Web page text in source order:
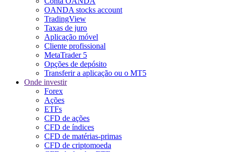
OANDA stocks account
TradingView
Taxas de juro
Aplicação móvel
Cliente profissional
MetaTrader 5
Opções de depósito
Transferir a aplicação ou o MT5
Onde investir
Forex
Ações
ETFs
CFD de ações
CFD de índices
CFD de matérias-primas
CFD de criptomoeda